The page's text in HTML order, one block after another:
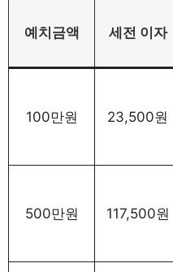
예치금액 세전 이자
100만원 23,500원
500만원 117,500원